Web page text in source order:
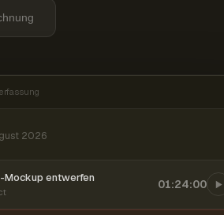
2026
Mockup entwerfen 01:24:00